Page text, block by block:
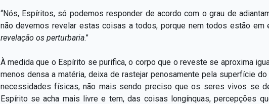
“Nós, Espíritos, só podemos responder de acordo com o grau de
não devemos revelar estas coisas a todos, porque nem todos estão
revelação os perturbaria.”
À medida que o Espírito se purifica, o corpo que o reveste se aproxima
menos densa a matéria, deixa de rastejar penosamente pela superfície
necessidades físicas, não mais sendo preciso que os seres vivos se
Espírito se acha mais livre e tem, das coisas longínquas, percepções